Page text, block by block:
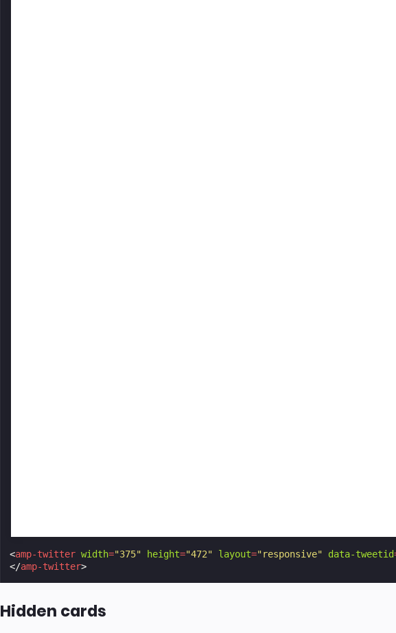
<amp-twitter width="375" height="472" layout="responsive" data-tweetid
</amp-twitter>
Hidden cards